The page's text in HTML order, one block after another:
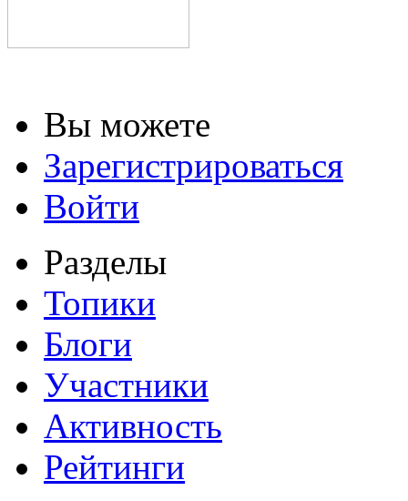
Вы можете
Зарегистрироваться
Войти
Разделы
Топики
Блоги
Участники
Активность
Рейтинги